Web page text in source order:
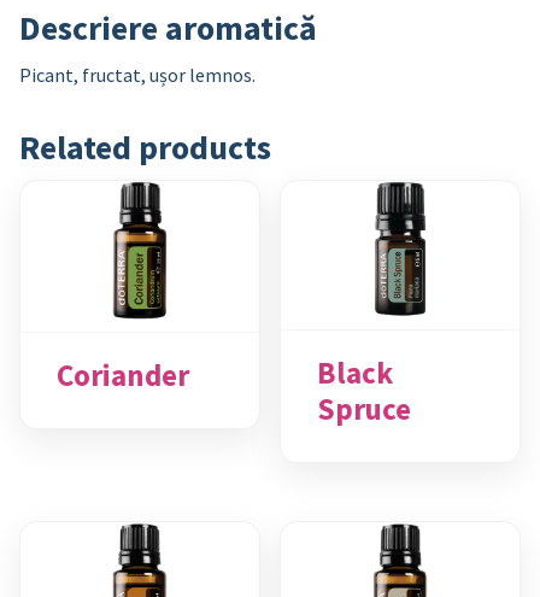
Descriere aromatică
Picant, fructat, ușor lemnos.
Related products
Coriander
Black
Spruce